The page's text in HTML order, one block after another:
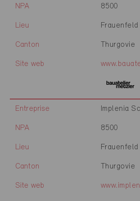
NPA 8500
Lieu Frauenfeld
Canton Thurgovie
Site web
Entreprise Implenia
NPA 8500
Lieu Frauenfeld
Canton Thurgovie
Site web